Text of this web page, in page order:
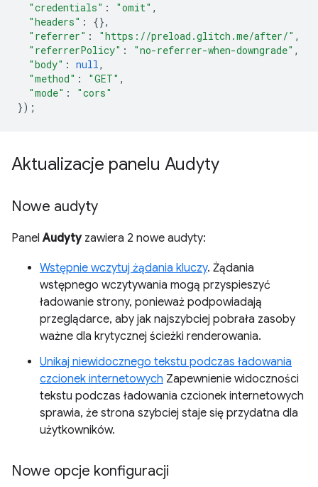
"credentials" : "omit" ,
"headers" :
{},
"referrer" : "https://preload.glitch.me/after/" ,
"referrerPolicy" : "no-referrer-when-downgrade" ,
"body" : null,
"method" : "GET" ,
"mode" :
"cors"
});
Aktualizacje panelu Audyty
Nowe audyty
PanelAudytyzawiera 2 nowe audyty:
Wstępnie wczytuj żądania kluczy. Żądania
wstępnego wczytywania mogą przyspieszyć
ładowanie strony, ponieważ podpowiadają
przeglądarce, aby jak najszybciej pobrała zasoby
ważne dla krytycznej ścieżki renderowania.
Unikaj niewidocznego tekstu podczas ładowania
czcionek internetowych Zapewnienie widoczności
tekstu podczas ładowania czcionek internetowych
sprawia, że strona szybciej staje się przydatna dla
użytkowników.
Nowe opcje konfiguracji